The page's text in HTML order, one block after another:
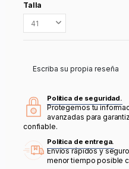
Talla
Escriba su propia reseña
Política de seguridad.
Protegemos tu
avanzadas para
confiable.
Política de entrega.
Envíos rápidos y
menor tiempo posible